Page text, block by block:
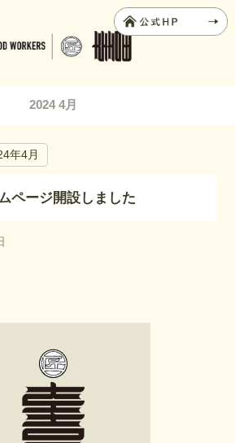
2024 4月
年4月
ページ開設しました